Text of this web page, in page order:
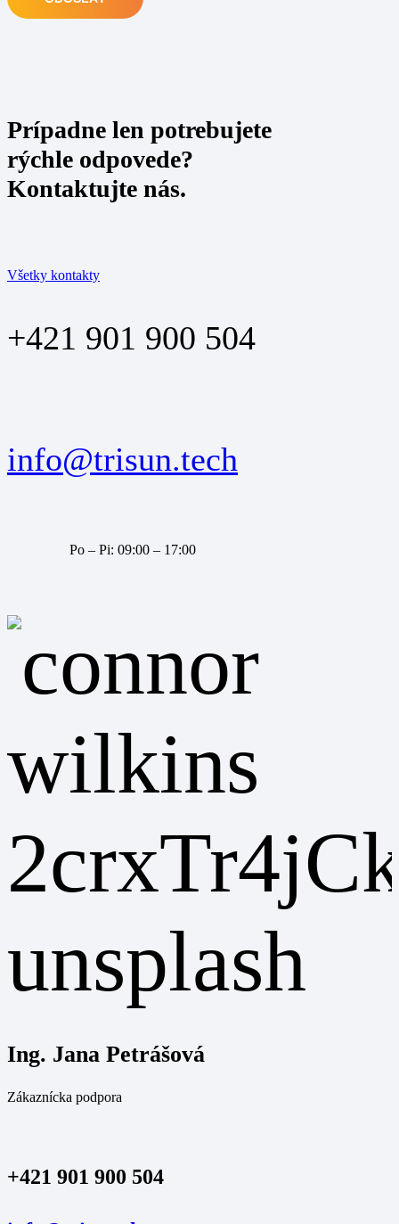
Prípadne len potrebujete
rýchle odpovede?
Kontaktujte nás.
Všetky kontakty
+421 901 900 504
info@trisun.tech
Po – Pi: 09:00 – 17:00
Ing. Jana Petrášová
Zákaznícka podpora
+421 901 900 504